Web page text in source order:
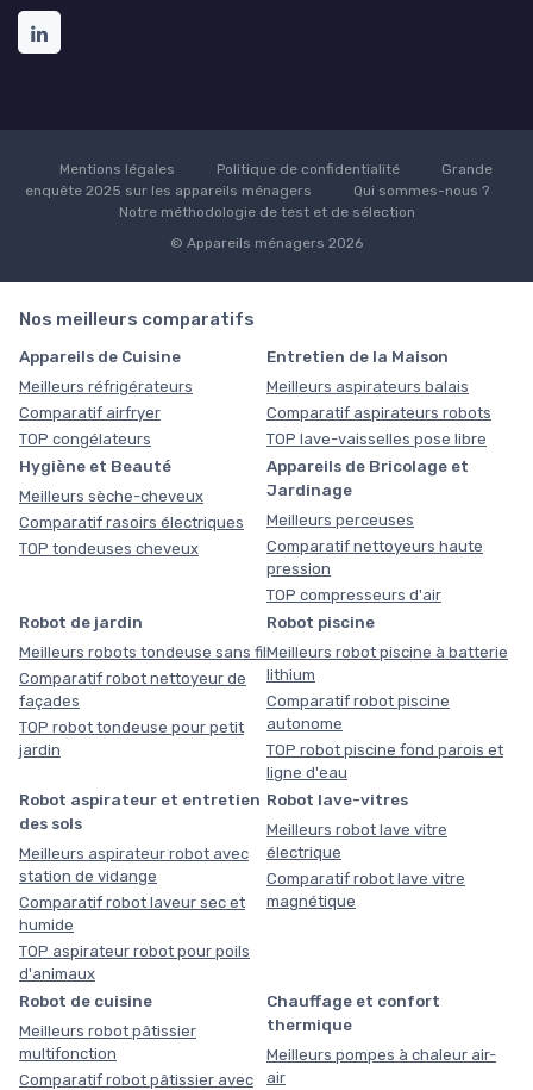
Mentions légales Politique de confidentialité
Grande
enquête 2025 sur les appareils ménagers
Qui sommes-nous ?
Notre méthodologie de test et de sélection
© Appareils ménagers 2026
Nos meilleurs comparatifs
Appareils de Cuisine
Meilleurs réfrigérateurs
Comparatif airfryer
TOP congélateurs
Entretien de la Maison
Meilleurs aspirateurs balais
Comparatif aspirateurs robots
TOP lave-vaisselles pose libre
Hygiène et Beauté
Meilleurs sèche-cheveux
Comparatif rasoirs électriques
TOP tondeuses cheveux
Appareils de Bricolage et
Jardinage
Meilleurs perceuses
Comparatif nettoyeurs haute
pression
TOP compresseurs d'air
Robot de jardin
Meilleurs robots tondeuse sans fil
Comparatif robot nettoyeur de
façades
TOP robot tondeuse pour petit
jardin
Robot piscine
Meilleurs robot piscine à batterie
lithium
Comparatif robot piscine
autonome
TOP robot piscine fond parois et
ligne d'eau
Robot aspirateur et entretien
des sols
Meilleurs aspirateur robot avec
station de vidange
Comparatif robot laveur sec et
humide
TOP aspirateur robot pour poils
d'animaux
Robot lave-vitres
Meilleurs robot lave vitre
électrique
Comparatif robot lave vitre
magnétique
Robot de cuisine
Meilleurs robot pâtissier
multifonction
Comparatif robot pâtissier avec
Chauffage et confort
thermique
Meilleurs pompes à chaleur air-
air